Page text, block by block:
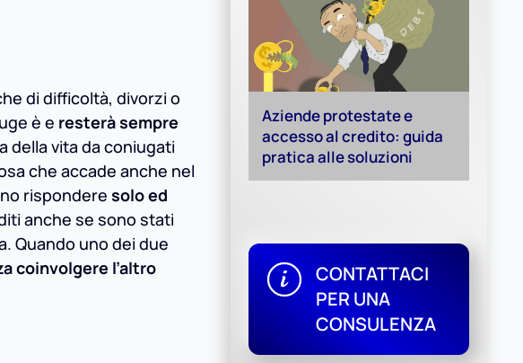
di difficoltà, divorzi o
è e resterà sempre
della vita da coniugati
che accade anche nel
rispondere solo ed
anche se sono stati
Quando uno dei due
coinvolgere l’altro
Aziende protestate e
accesso al credito: guida
pratica alle soluzioni
CONTATTACI
PER UNA
CONSULENZA